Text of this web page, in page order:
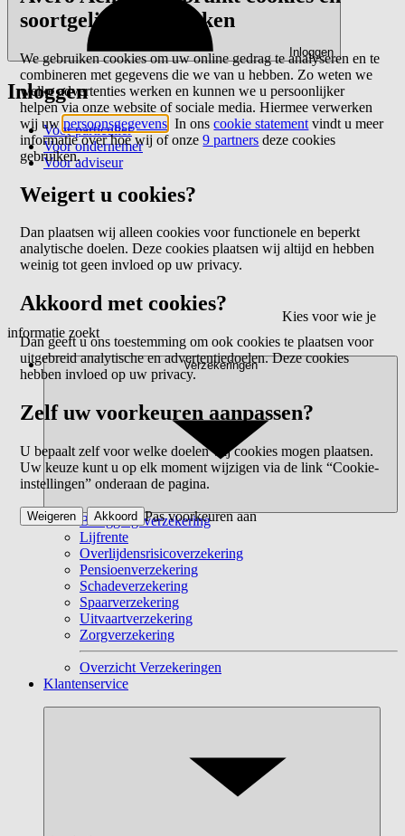
Inloggen
Inloggen
Voor particulier
Voor ondernemer
Voor adviseur
Kies voor wie je
informatie zoekt
Verzekeringen
Beleggingsverzekering
Lijfrente
Overlijdensrisicoverzekering
Pensioenverzekering
Schadeverzekering
Spaarverzekering
Uitvaartverzekering
Zorgverzekering
Overzicht Verzekeringen
Klantenservice
soortgelijke technieken
We gebruiken cookies om uw online gedrag te analyseren en te
combineren met gegevens die we van u hebben. Zo weten we
welke advertenties werken en kunnen we u persoonlijker
helpen via onze website of sociale media. Hiermee verwerken
wij uwpersoonsgegevens . In onscookie statement vindt u meer
informatie over hoe wij of onze9 partners deze cookies
gebruiken.
Weigert u cookies?
Dan plaatsen wij alleen cookies voor functionele en beperkt
analytische doelen. Deze cookies plaatsen wij altijd en hebben
weinig tot geen invloed op uw privacy.
Akkoord met cookies?
Dan geeft u ons toestemming om ook cookies te plaatsen voor
uitgebreid analytische en advertentiedoelen. Deze cookies
hebben invloed op uw privacy.
Zelf uw voorkeuren aanpassen?
U bepaalt zelf voor welke doelen wij cookies mogen plaatsen.
Uw keuze kunt u op elk moment wijzigen via de link “Cookie-
instellingen” onderaan de pagina.
Pas voorkeuren aan
Weigeren Akkoord